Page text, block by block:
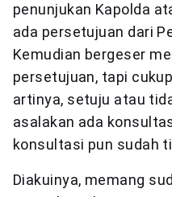
penunjukan Kapolda
ada persetujuan dari
Kemudian bergeser
persetujuan, tapi
artinya, setuju atau
asalakan ada
konsultasi pun sudah
Diakuinya, memang